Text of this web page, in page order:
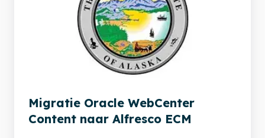
Migratie Oracle WebCenter
Content naar Alfresco ECM